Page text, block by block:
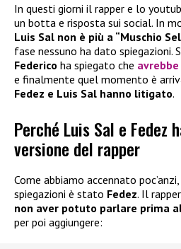
In questi giorni il rapper e lo
un botta e risposta sui social. In
Luis Sal non è più a “Muschio
fase nessuno ha dato spiegazioni.
Federico ha spiegato che
e finalmente quel momento è
Fedez e Luis Sal hanno litigato.
Perché Luis Sal e Fedez
versione del rapper
Come abbiamo accennato
spiegazioni è stato Fedez. Il
non aver potuto parlare prima
per poi aggiungere: